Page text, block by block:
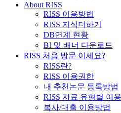
About RISS
RISS 이용방법
RISS 지식더하기
DB연계 현황
BI 및 배너 다운로드
RISS 처음 방문 이세요?
RISS란?
RISS 이용권한
내 추천논문 등록방법
RISS 자료 유형별 이
복사/대출 이용방법